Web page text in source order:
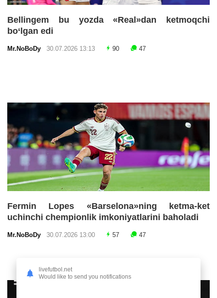
Bellingem bu yozda «Real»dan ketmoqchi
bo‘lgan edi
Mr.NoBoDy 30.07.2026 13:13 90 47
Fermin Lopes «Barselona»ning ketma-ket
uchinchi chempionlik imkoniyatlarini baholadi
Mr.NoBoDy 30.07.2026 13:00 57 47
livefutbol.net
Would like to send you notifications